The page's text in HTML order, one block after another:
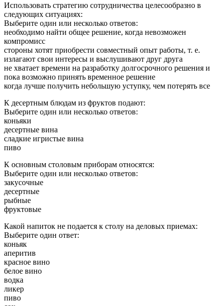
Использовать стратегию сотрудничества целесообразно в
следующих ситуациях:
Выберите один или несколько ответов:
необходимо найти общее решение, когда невозможен
компромисс
стороны хотят приобрести совместный опыт работы, т. е.
излагают свои интересы и выслушивают друг друга
не хватает времени на разработку долгосрочного решения и
пока возможно принять временное решение
когда лучше получить небольшую уступку, чем потерять все
К десертным блюдам из фруктов подают:
Выберите один или несколько ответов:
коньяки
десертные вина
сладкие игристые вина
пиво
К основным столовым приборам относятся:
Выберите один или несколько ответов:
закусочные
десертные
рыбные
фруктовые
Какой напиток не подается к столу на деловых приемах:
Выберите один ответ:
коньяк
аперитив
красное вино
белое вино
водка
ликер
пиво